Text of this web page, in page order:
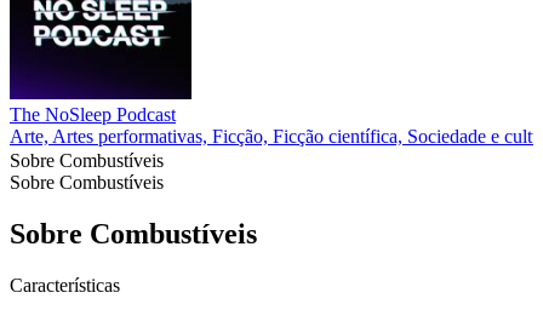
The NoSleep Podcast
Arte, Artes performativas, Ficção, Ficção científica, Sociedade e
Sobre Combustíveis
Sobre Combustíveis
Sobre Combustíveis
Características